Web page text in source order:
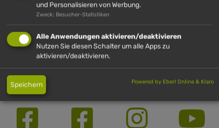
Hündle Berggaststätte
und Personalisieren von Werbung.
Zweck: Besucher-Statistiken
Alle Anwendungen aktivieren/deaktivieren
Nutzen Sie diesen Schalter um alle Apps zu
aktivieren/deaktivieren.
Speichern Powered by Eberl Online & Klaro